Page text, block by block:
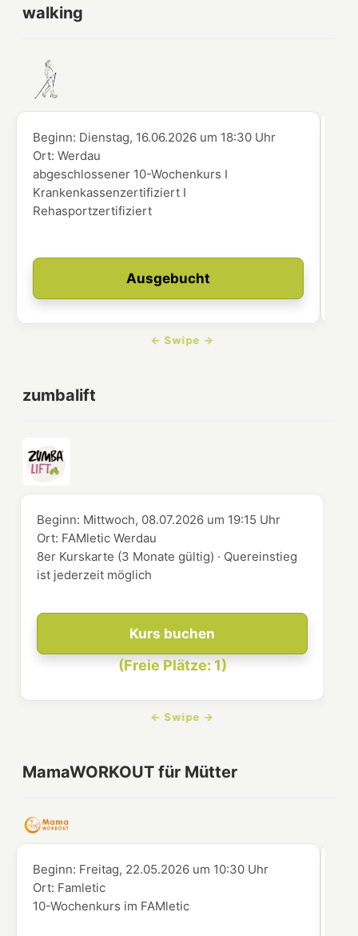
walking
Ausgebucht
Beginn: Dienstag, 16.06.2026 um 18:30 Uhr
Ort:Werdau
abgeschlossener 10-Wochenkurs I
Krankenkassenzertifiziert I
Rehasportzertifiziert
zumbalift
Kurs buchen
(Freie Plätze: 1)
Beginn: Mittwoch, 08.07.2026 um 19:15 Uhr
Ort: FAMletic Werdau
8er Kurskarte (3 Monate gültig) · Quereinstieg
ist jederzeit möglich
MamaWORKOUT für Mütter
Beginn: Freitag, 22.05.2026 um 10:30 Uhr
Ort: Famletic
10-Wochenkurs im FAMletic